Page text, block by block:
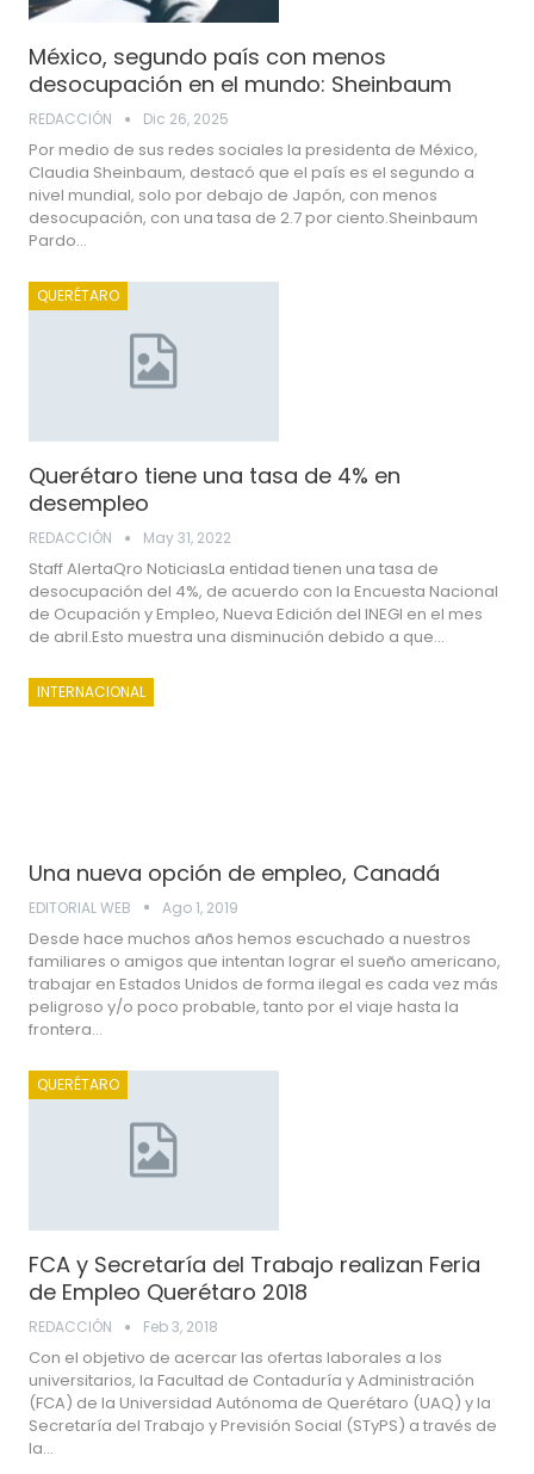
México, segundo país con menos
desocupación en el mundo: Sheinbaum
REDACCIÓN Dic 26, 2025
Por medio de sus redes sociales la presidenta de México,
Claudia Sheinbaum, destacó que el país es el segundo a
nivel mundial, solo por debajo de Japón, con menos
desocupación, con una tasa de 2.7 por ciento.Sheinbaum
Pardo…
QUERÉTARO
Querétaro tiene una tasa de 4% en
desempleo
REDACCIÓN May 31, 2022
Staff AlertaQro NoticiasLa entidad tienen una tasa de
desocupación del 4%, de acuerdo con la Encuesta Nacional
de Ocupación y Empleo, Nueva Edición del INEGI en el mes
de abril.Esto muestra una disminución debido a que…
INTERNACIONAL
Una nueva opción de empleo, Canadá
EDITORIAL WEB Ago 1, 2019
Desde hace muchos años hemos escuchado a nuestros
familiares o amigos que intentan lograr el sueño americano,
trabajar en Estados Unidos de forma ilegal es cada vez más
peligroso y/o poco probable, tanto por el viaje hasta la
frontera…
QUERÉTARO
FCA y Secretaría del Trabajo realizan Feria
de Empleo Querétaro 2018
REDACCIÓN Feb 3, 2018
Con el objetivo de acercar las ofertas laborales a los
universitarios, la Facultad de Contaduría y Administración
(FCA) de la Universidad Autónoma de Querétaro (UAQ) y la
Secretaría del Trabajo y Previsión Social (STyPS) a través de
la…